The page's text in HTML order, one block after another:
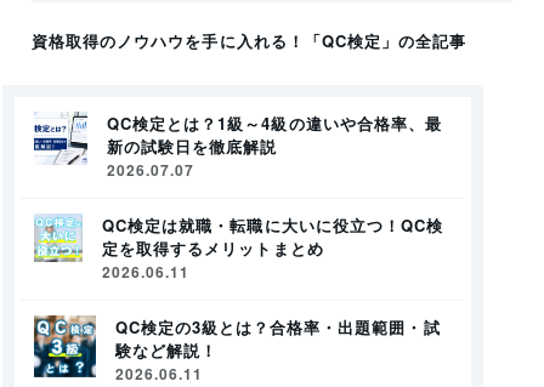
資格取得のノウハウを手に入れる！ 「QC検定」 の全記事
QC検定とは？1級～4級の違いや合格率、最
新の試験日を徹底解説
2026.07.07
QC検定は就職・転職に大いに役立つ！QC検
定を取得するメリットまとめ
2026.06.11
QC検定の3級とは？合格率・出題範囲・試
験など解説！
2026.06.11